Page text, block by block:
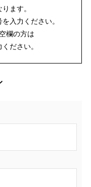
ます。
入力ください。
欄の方は
ださい。